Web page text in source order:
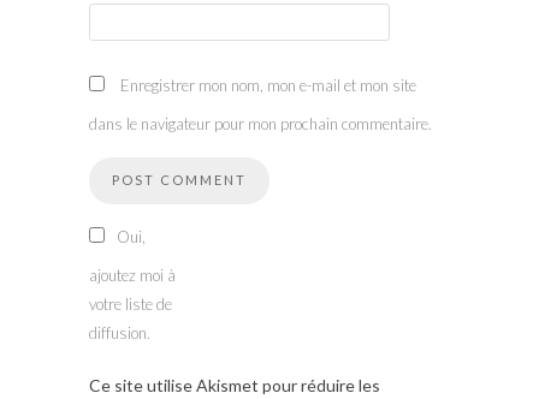
Enregistrer mon nom, mon e-mail et mon site
dans le navigateur pour mon prochain commentaire.
Oui,
ajoutez moi à
votre liste de
diffusion.
Ce site utilise Akismet pour réduire les